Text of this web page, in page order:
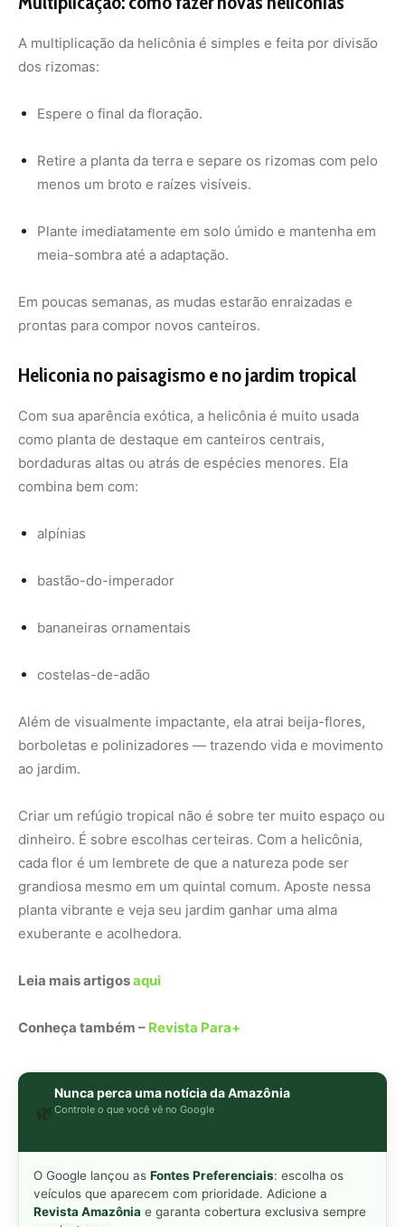
Em poucas semanas, as mudas estarão enraizadas e
Heliconia no paisagismo e no jardim tropical
Com sua aparência exótica, a helicônia é muito usada
bordaduras altas ou atrás de espécies menores. Ela
combina bem com:
alpínias
bananeiras ornamentais
costelas-de-adão
Além de visualmente impactante, ela atrai beija-flores,
borboletas e polinizadores — trazendo vida e movimento
ao jardim.
dinheiro. É sobre escolhas certeiras. Com a helicônia,
grandiosa mesmo em um quintal comum. Aposte nessa
exuberante e acolhedora.
Leia mais artigosaqui
Conheça também –Revista Para+
🌿 Controle o que você vê no Google
O Google lançou as Fontes Preferenciais
: escolha os
veículos que aparecem com prioridade. Adicione a
Revista Amazôniae garanta cobertura exclusiva sempre
em destaque.
Adicionar Revista Amazônia como Fonte
2. Toque no ⭐ ao lado de"Principais Notícias"
3. Busque Revista Amazôniae marque a caixa — pronto!
MAIS LIDAS DA SEMANA